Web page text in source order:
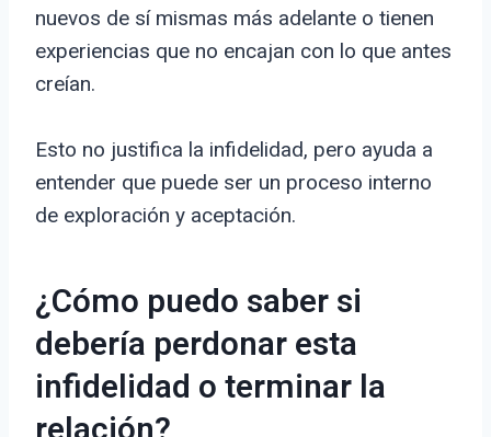
nuevos de sí mismas más adelante o tienen
experiencias que no encajan con lo que antes
creían.
Esto no justifica la infidelidad, pero ayuda a
entender que puede ser un proceso interno
de exploración y aceptación.
¿Cómo puedo saber si
debería perdonar esta
infidelidad o terminar la